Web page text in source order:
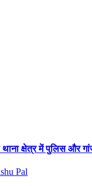
क्षेत्र में पुलिस और
Pal